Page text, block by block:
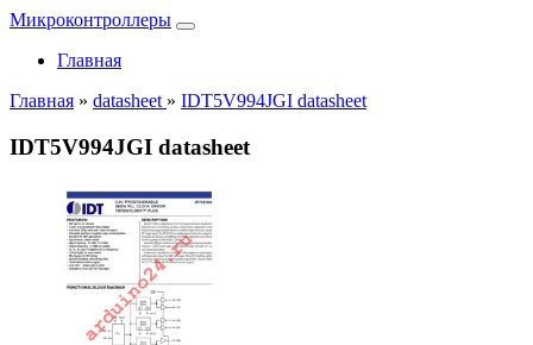
Микроконтроллеры
Главная
Главная » datasheet » IDT5V994JGI datasheet
IDT5V994JGI datasheet